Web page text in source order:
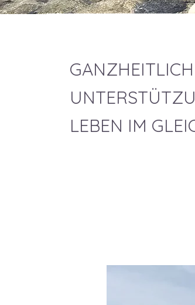
LEBEN IM